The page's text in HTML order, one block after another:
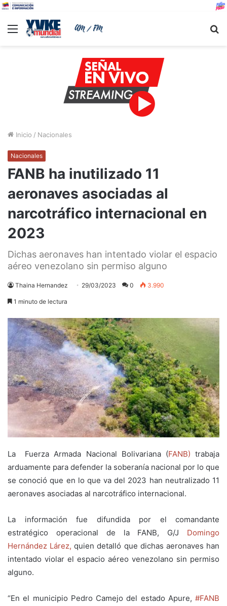
Menu
Inicio / Nacionales
Nacionales
FANB ha inutilizado 11
aeronaves asociadas al
narcotráfico internacional en
2023
Dichas aeronaves han intentado violar el espacio
aéreo venezolano sin permiso alguno
Thaina Hernandez 29/03/2023 0 3.990
1 minuto de lectura
La Fuerza Armada Nacional Bolivariana (FANB) trabaja
arduamente para defender la soberanía nacional por lo que
se conoció que en lo que va del 2023 han neutralizado 11
aeronaves asociadas al narcotráfico internacional.
La información fue difundida por el comandante
estratégico operacional de la FANB, G/J Domingo
Hernández Lárez, quien detalló que dichas aeronaves han
intentado violar el espacio aéreo venezolano sin permiso
alguno.
“En el municipio Pedro Camejo del estado Apure, #FANB